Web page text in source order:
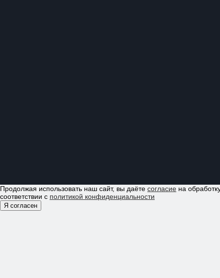
Продолжая использовать наш сайт, вы даёте согласие на
соответствии с политикой конфиденциальности
Я согласен